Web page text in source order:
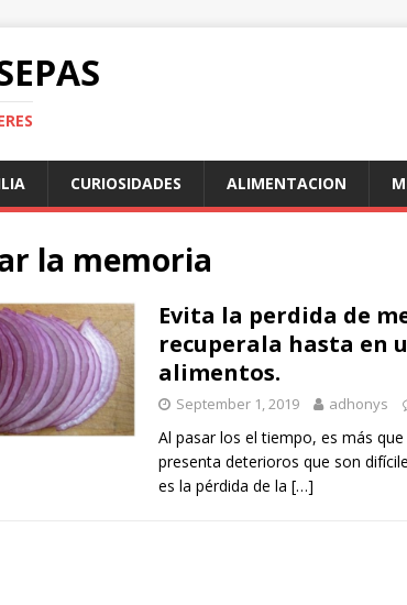
CURIOSIDADES ALIMENTACION
la memoria
Evita la perdida de
recuperala hasta en
alimentos.
September 1, 2019 adhonys
Al pasar los el tiempo, es más
presenta deterioros que son
es la pérdida de la […]